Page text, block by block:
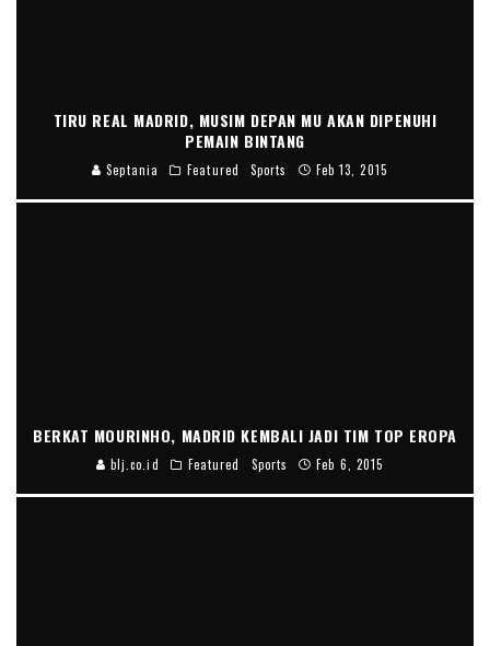
TIRU REAL MADRID, MUSIM DEPAN MU AKAN DIPENUHI
PEMAIN BINTANG
Septania Featured Sports Feb 13, 2015
BERKAT MOURINHO, MADRID KEMBALI JADI TIM TOP EROPA
blj.co.id Featured Sports Feb 6, 2015